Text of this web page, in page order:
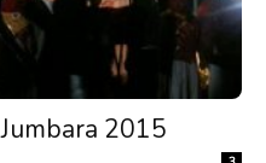
2015